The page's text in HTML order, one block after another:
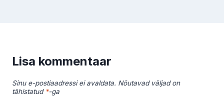
Lisa kommentaar
Sinu e-postiaadressi ei avaldata. Nõutavad väljad on
tähistatud *-ga